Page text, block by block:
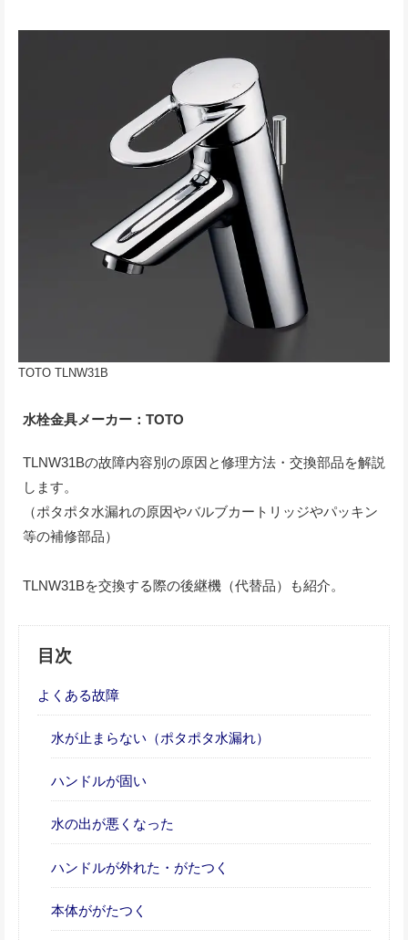
TOTO TLNW31B
水栓金具メーカー：TOTO
TLNW31Bの故障内容別の原因と修理方法・交換部品を解説
します。
（ポタポタ水漏れの原因やバルブカートリッジやパッキン
等の補修部品）
TLNW31Bを交換する際の後継機（代替品）も紹介。
目次
よくある故障
水が止まらない（ポタポタ水漏れ）
ハンドルが固い
水の出が悪くなった
ハンドルが外れた・がたつく
本体ががたつく